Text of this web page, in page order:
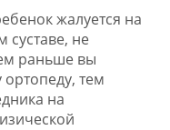
жалуется на
суставе, не
раньше вы
тем
на